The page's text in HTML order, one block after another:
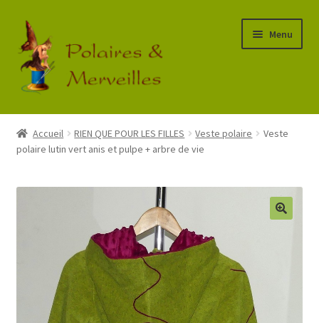
Aller
à
la
navigation
Aller
au
contenu
Menu
Accueil
Boutique
Commande
Accueil RIEN QUE POUR LES FILLES Veste polaire
Veste
polaire lutin vert anis et pulpe + arbre de vie